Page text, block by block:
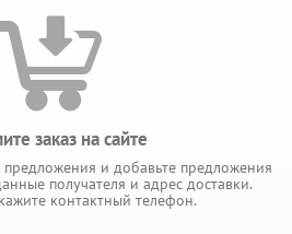
заказ на сайте
и добавьте предложения
получателя и адрес доставки.
контактный телефон.